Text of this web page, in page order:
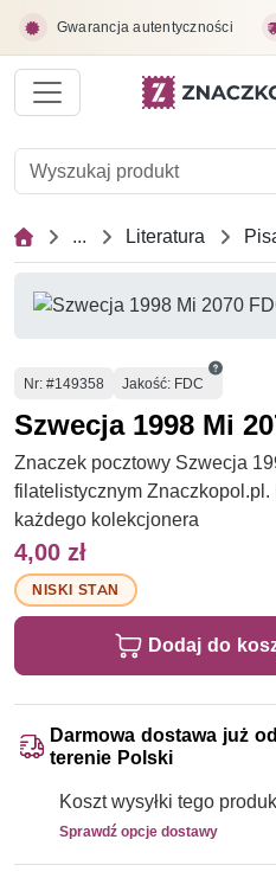
Gwarancja autentyczności
... Literatura
Numer
Nr: #149358 Jakość: FDC
Szwecja 1998 Mi
Znaczek pocztowy Szwecja
filatelistycznym
każdego kolekcjonera
4,00 zł
NISKI STAN
Dodaj do
Darmowa dostawa już
terenie Polski
Koszt wysyłki tego
Sprawdź opcje dostawy